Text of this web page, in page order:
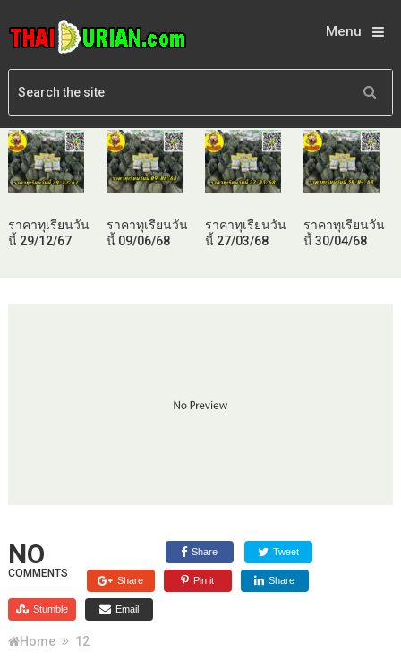
Menu
ราคาทุเรียนวัน
นี้ 29/12/67
ราคาทุเรียนวัน
นี้ 09/06/68
ราคาทุเรียนวัน
นี้ 27/03/68
ราคาทุเรียนวัน
นี้ 30/04/68
NO
COMMENTS
Share Tweet
Share Pin it Share
Stumble Email
Home 12